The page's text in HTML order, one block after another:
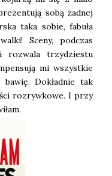
sobą żadnej
taka sobie, fabuła
Sceny, podczas
rozwala trzydziestu
mi wszystkie
Dokładnie tak
rozrywkowe. I przy